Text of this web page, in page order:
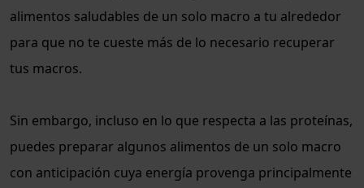
alimentos saludables de un solo macro a tu alrededor
para que no te cueste más de lo necesario recuperar
tus macros.
Sin embargo, incluso en lo que respecta a las proteínas,
puedes preparar algunos alimentos de un solo macro
con anticipación cuya energía provenga principalmente